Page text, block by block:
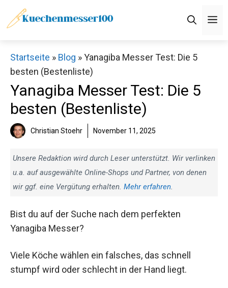
Inhalt
Startseite » Blog »Yanagiba Messer Test: Die 5
besten (Bestenliste)
Yanagiba Messer Test: Die 5
besten (Bestenliste)
Christian Stoehr November 11, 2025
Unsere Redaktion wird durch Leser unterstützt. Wir verlinken
u.a. auf ausgewählte Online-Shops und Partner, von denen
wir ggf. eine Vergütung erhalten. Mehr erfahren.
Bist du auf der Suche nach dem perfekten
Yanagiba Messer?
Viele Köche wählen ein falsches, das schnell
stumpf wird oder schlecht in der Hand liegt.